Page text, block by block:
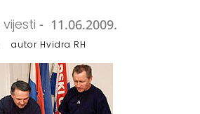
- 11.06.2009.
autor Hvidra RH